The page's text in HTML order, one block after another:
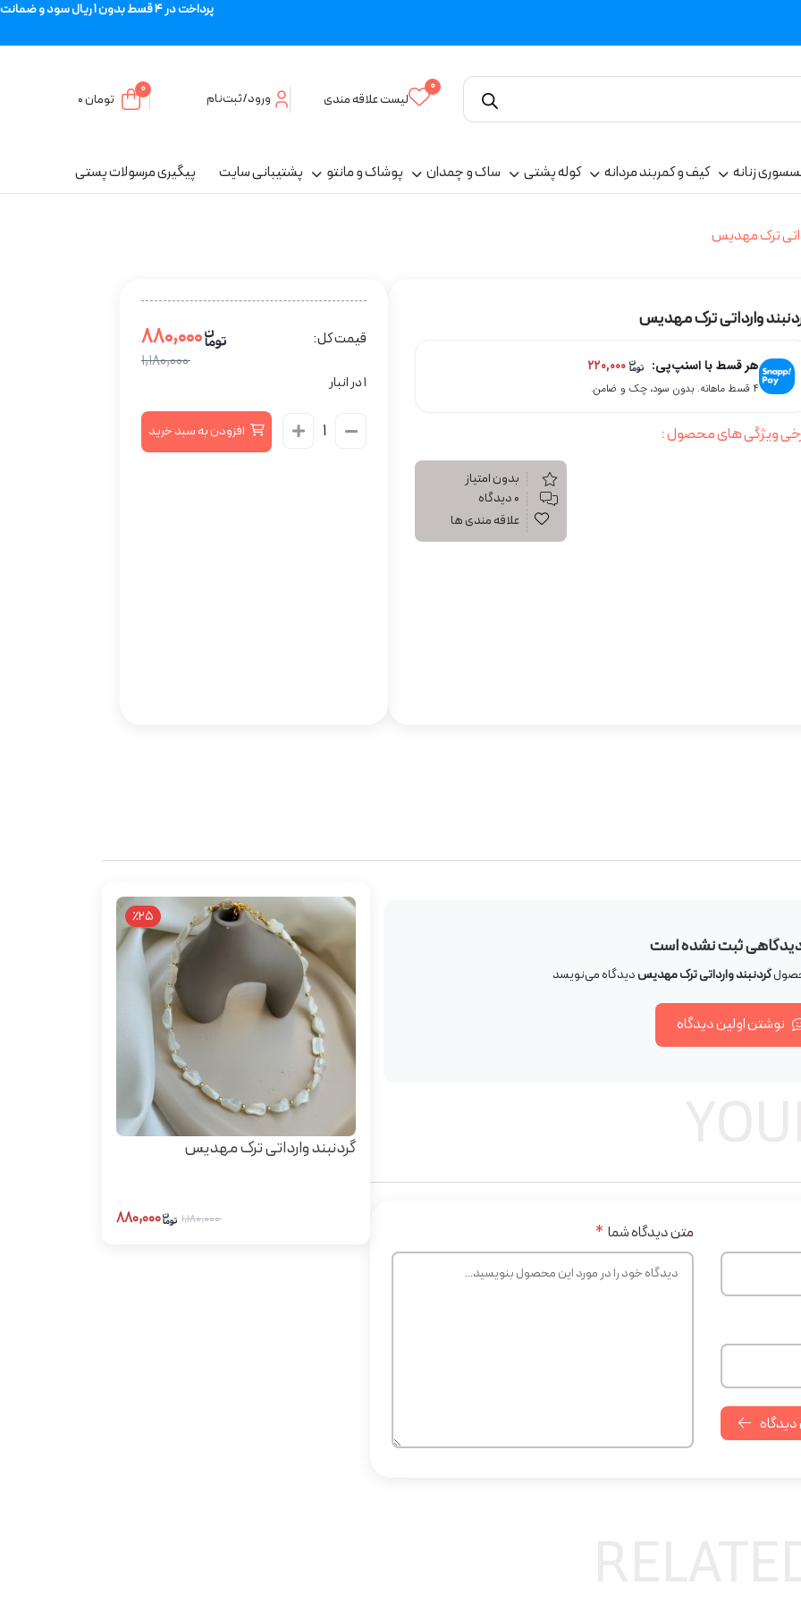
پرداخت در 4 قسط بدون 1 ریال سود و ضمانت
0
لیست علاقه مندی ورود/ثبت‌نام
0
تومان
زنانه کیف و کمربند مردانه کوله پشتی ساک و چمدان پوشاک و مانتو پشتیبانی سایت پیگیری مرسولات پستی
ترک مهدیس
وارداتی ترک مهدیس
هر قسط با اسنپ‌پی: ۲۲۰,۰۰۰
۴ قسط ماهانه. بدون سود، چک و ضامن.
ویژگی های محصول :
بدون امتیاز
۰ دیدگاه
علاقه مندی ها
قیمت کل:
۱,۱۸۰,۰۰۰
1 در انبار
افزودن به سبد خرید
ثبت نشده است
گردنبند وارداتی ترک مهدیسدیدگاه می‌نویسد
نوشتن اولین دیدگاه
دیدگاه
متن دیدگاه شما *
٪25
گردنبند وارداتی ترک مهدیس
۱,۱۸۰,۰۰۰